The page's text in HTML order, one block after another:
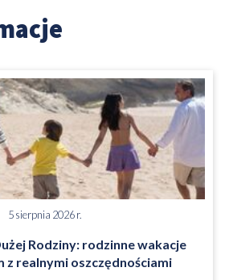
5 sierpnia 2026 r.
Rodziny: rodzinne wakacje
z realnymi oszczędnościami